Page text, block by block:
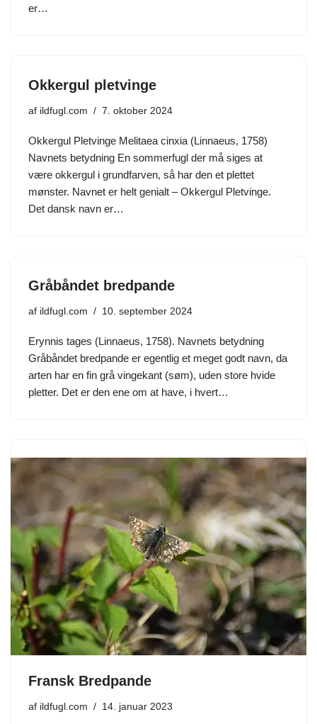
er…
Okkergul pletvinge
af ildfugl.com 7. oktober 2024
Okkergul Pletvinge Melitaea cinxia (Linnaeus, 1758)
Navnets betydning En sommerfugl der må siges at
være okkergul i grundfarven, så har den et plettet
mønster. Navnet er helt genialt – Okkergul Pletvinge.
Det dansk navn er…
Gråbåndet bredpande
af ildfugl.com 10. september 2024
Erynnis tages (Linnaeus, 1758). Navnets betydning
Gråbåndet bredpande er egentlig et meget godt navn, da
arten har en fin grå vingekant (søm), uden store hvide
pletter. Det er den ene om at have, i hvert…
Fransk Bredpande
af ildfugl.com 14. januar 2023